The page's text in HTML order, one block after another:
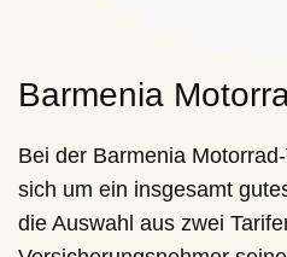
Barmenia
Bei der Barmenia
sich um ein insgesamt
die Auswahl aus zwei